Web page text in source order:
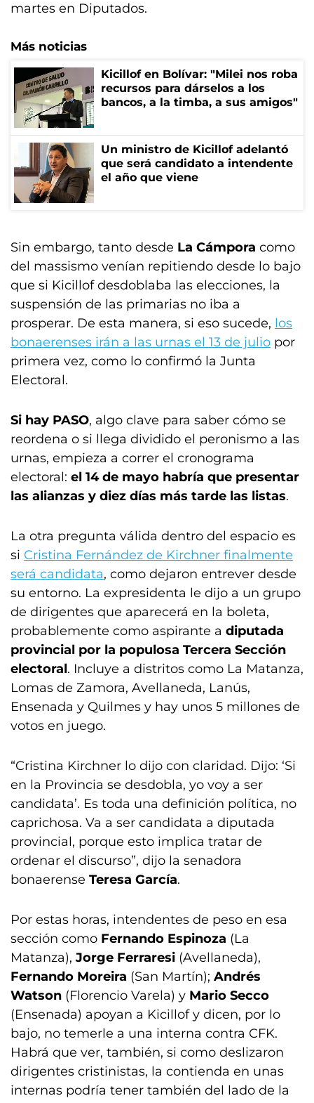
martes en Diputados.
Más noticias
Kicillof en Bolívar: "Milei nos roba
recursos para dárselos a los
bancos, a la timba, a sus amigos"
Un ministro de Kicillof adelantó
que será candidato a intendente
el año que viene
Sin embargo, tanto desde La Cámpora como
del massismo venían repitiendo desde lo bajo
que si Kicillof desdoblaba las elecciones, la
suspensión de las primarias no iba a
prosperar. De esta manera, si eso sucede, los
bonaerenses irán a las urnas el 13 de julio por
primera vez, como lo confirmó la Junta
Electoral.
Si hay PASO, algo clave para saber cómo se
reordena o si llega dividido el peronismo a las
urnas, empieza a correr el cronograma
electoral: el 14 de mayo habría que presentar
las alianzas y diez días más tarde las listas.
La otra pregunta válida dentro del espacio es
si Cristina Fernández de Kirchner finalmente
será candidata, como dejaron entrever desde
su entorno. La expresidenta le dijo a un grupo
de dirigentes que aparecerá en la boleta,
probablemente como aspirante a diputada
provincial por la populosa Tercera Sección
electoral. Incluye a distritos como La Matanza,
Lomas de Zamora, Avellaneda, Lanús,
Ensenada y Quilmes y hay unos 5 millones de
votos en juego.
“Cristina Kirchner lo dijo con claridad. Dijo: ‘Si
en la Provincia se desdobla, yo voy a ser
candidata’. Es toda una definición política, no
caprichosa. Va a ser candidata a diputada
provincial, porque esto implica tratar de
ordenar el discurso”, dijo la senadora
bonaerense Teresa García.
Por estas horas, intendentes de peso en esa
sección como Fernando Espinoza (La
Matanza), Jorge Ferraresi (Avellaneda),
Fernando Moreira (San Martín); Andrés
Watson (Florencio Varela) y Mario Secco
(Ensenada) apoyan a Kicillof y dicen, por lo
bajo, no temerle a una interna contra CFK.
Habrá que ver, también, si como deslizaron
dirigentes cristinistas, la contienda en unas
internas podría tener también del lado de la